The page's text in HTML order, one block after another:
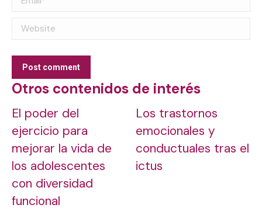
Website
Post comment
Otros contenidos de interés
El poder del
ejercicio para
mejorar la vida de
los adolescentes
con diversidad
funcional
Los trastornos
emocionales y
conductuales tras el
ictus